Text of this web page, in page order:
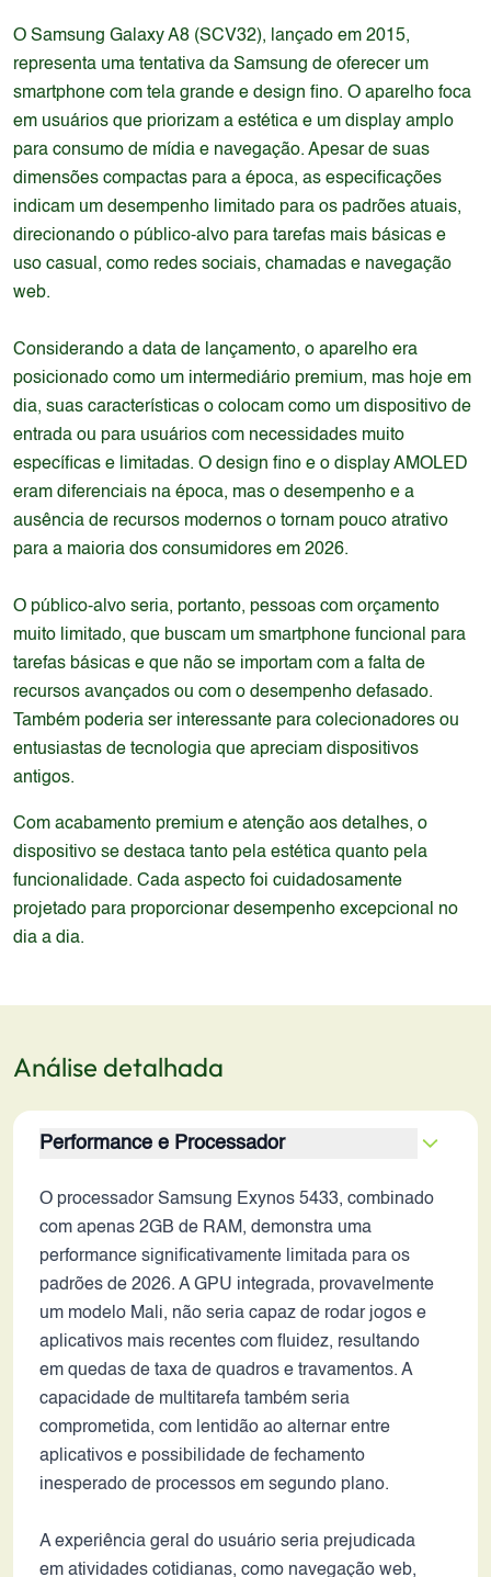
O Samsung Galaxy A8 (SCV32), lançado em 2015,
representa uma tentativa da Samsung de oferecer um
smartphone com tela grande e design fino. O aparelho foca
em usuários que priorizam a estética e um display amplo
para consumo de mídia e navegação. Apesar de suas
dimensões compactas para a época, as especificações
indicam um desempenho limitado para os padrões atuais,
direcionando o público-alvo para tarefas mais básicas e
uso casual, como redes sociais, chamadas e navegação
web.
Considerando a data de lançamento, o aparelho era
posicionado como um intermediário premium, mas hoje em
dia, suas características o colocam como um dispositivo de
entrada ou para usuários com necessidades muito
específicas e limitadas. O design fino e o display AMOLED
eram diferenciais na época, mas o desempenho e a
ausência de recursos modernos o tornam pouco atrativo
para a maioria dos consumidores em 2026.
O público-alvo seria, portanto, pessoas com orçamento
muito limitado, que buscam um smartphone funcional para
tarefas básicas e que não se importam com a falta de
recursos avançados ou com o desempenho defasado.
Também poderia ser interessante para colecionadores ou
entusiastas de tecnologia que apreciam dispositivos
antigos.
Com acabamento premium e atenção aos detalhes, o
dispositivo se destaca tanto pela estética quanto pela
funcionalidade. Cada aspecto foi cuidadosamente
projetado para proporcionar desempenho excepcional no
dia a dia.
Análise detalhada
Performance e Processador
O processador Samsung Exynos 5433, combinado
com apenas 2GB de RAM, demonstra uma
performance significativamente limitada para os
padrões de 2026. A GPU integrada, provavelmente
um modelo Mali, não seria capaz de rodar jogos e
aplicativos mais recentes com fluidez, resultando
em quedas de taxa de quadros e travamentos. A
capacidade de multitarefa também seria
comprometida, com lentidão ao alternar entre
aplicativos e possibilidade de fechamento
inesperado de processos em segundo plano.
A experiência geral do usuário seria prejudicada
em atividades cotidianas, como navegação web,